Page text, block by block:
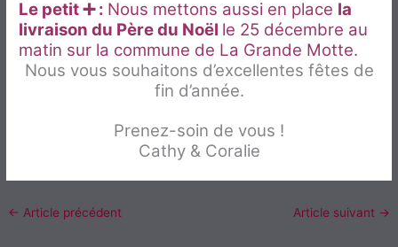
Le petit ➕ : Nous mettons aussi en place la
livraison du Père du Noël le 25 décembre au
matin sur la commune de La Grande Motte.
Nous vous souhaitons d’excellentes fêtes de
fin d’année.
Prenez-soin de vous !
Cathy & Coralie
← Article précédent Article suivant →